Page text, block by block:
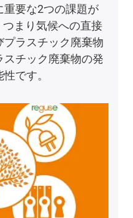
重要な2つの課題が
まり気候への直接
ラスチック廃棄物
チック廃棄物の発
です。